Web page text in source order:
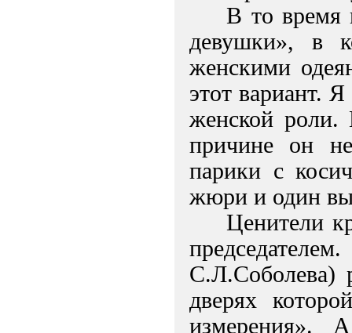
В то время
девушки», в
женскими
этот вариант.
женской роли.
причине он
парики с
жюри и один
Ценители
С.Л.Соболева)
дверях
измерения».